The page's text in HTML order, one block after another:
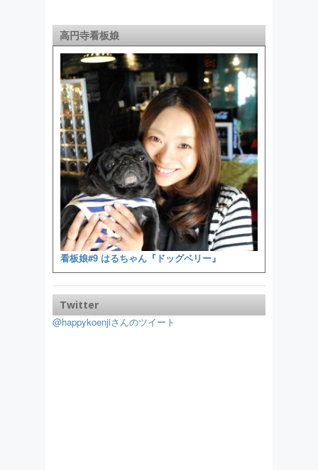
高円寺看板娘
看板娘#9 はるちゃん『ドッグベリー』
Twitter
@happykoenjiさんのツイート